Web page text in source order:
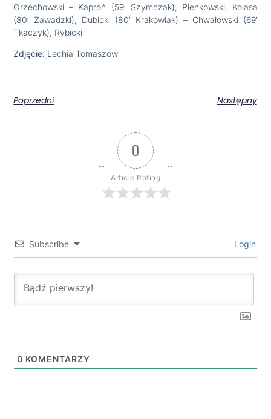
Orzechowski – Kaproń (59′ Szymczak), Pieńkowski, Kolasa
(80′ Zawadzki), Dubicki (80′ Krakowiak) – Chwałowski (69′
Tkaczyk), Rybicki
Zdjęcie: Lechia Tomaszów
Poprzedni Następny
0
Article Rating
Subscribe Login
0 KOMENTARZY